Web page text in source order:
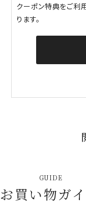
クーポン特典をご利
ります。
GUIDE
お買い物ガ